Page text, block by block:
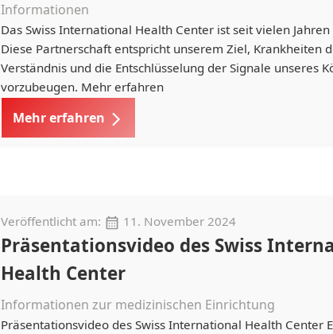
Informationen
Das Swiss International Health Center ist seit vielen Jahren
Diese Partnerschaft entspricht unserem Ziel, Krankheiten
Verständnis und die Entschlüsselung der Signale unseres
vorzubeugen. Mehr erfahren
Mehr erfahren
Veröffentlicht am: 11. November 2024
Präsentationsvideo des Swiss
Health Center
Informationen zur medizinischen Einrichtung
Präsentationsvideo des Swiss International Health Center